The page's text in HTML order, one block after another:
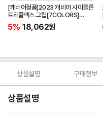
[캐비어정품]2023 캐비어 사이클론
트리플렉스 그립[7COLORS]
[라운드][39g/42g/46g/50g]
[R/S 토크]
5% 18,062원
상품설명 구매정보
상품설명